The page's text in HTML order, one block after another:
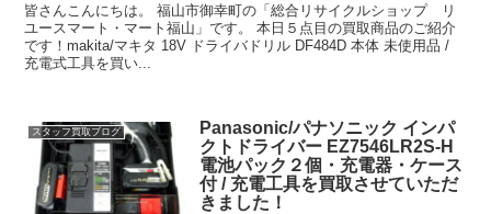
皆さんこんにちは。 福山市御幸町の「総合リサイクルショップ リ
ユースマート・マート福山」です。 本日５点目の買取商品のご紹介
です！makita/マキタ 18V ドライバドリル DF484D 本体 未使用品 /
充電式工具を買い...
スタッフ買取ブログ
Panasonic/パナソニック インパ
クトドライバー EZ7546LR2S-H
電池パック２個・充電器・ケース
付 / 充電工具を買取させていただ
きました！